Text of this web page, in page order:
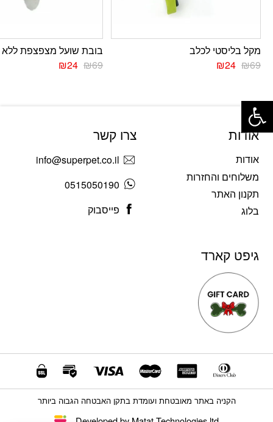
מקל בליסטי לכלב
₪69
₪24
בובת שועל מצפצפת ללא
₪69
₪24
אודות
אודות
משלוחים והחזרות
תקנון האתר
בלוג
צרו קשר
info@superpet.co.il
0515050190
פייסבוק
גיפט קארד
הקניה באתר מאובטחת ועומדת בתקן האבטחה הגבוה ביותר
פתח סרגל נגישות